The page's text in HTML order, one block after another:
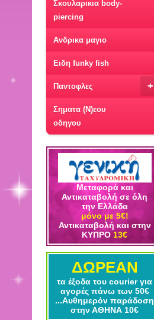
Σκουλαρικια body-
piercing
Ανδρικα μαγιο
Ειδη funky fish
+
Παντοφλες
Σηματα (Ν)εου
οδηγου
Μεταφορά και
Αντικαταβολή σε όλη
την Ελλάδα
μόνο με 5€!
Αντικαταβολή και στην
ΚΥΠΡΟ13€
ΔΩΡΕΑΝ
τα έξοδα του courier για
αγορές πάνω των 50€
...Αυθημερόν παράδοση
στην ΑΘΗΝΑ 10€